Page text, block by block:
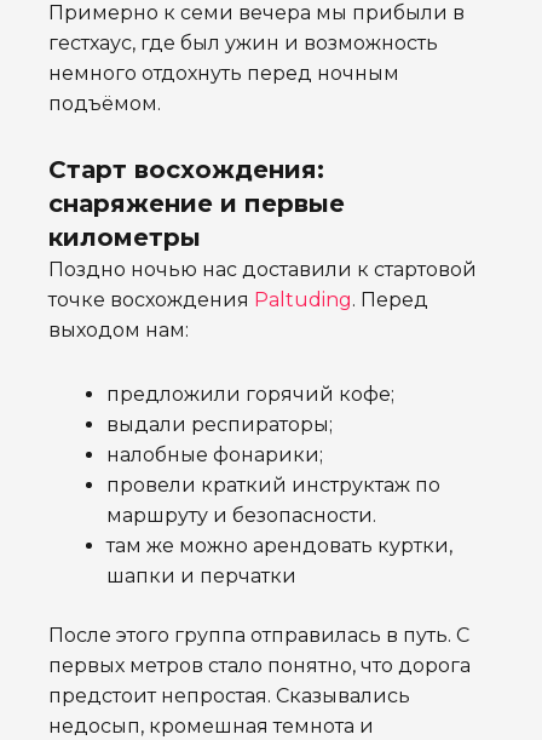
Примерно к семи вечера мы прибыли в
гестхаус, где был ужин и возможность
немного отдохнуть перед ночным
подъёмом.
Старт восхождения:
снаряжение и первые
километры
Поздно ночью нас доставили к стартовой
точке восхождения Paltuding. Перед
выходом нам:
предложили горячий кофе;
выдали респираторы;
налобные фонарики;
провели краткий инструктаж по
маршруту и безопасности.
там же можно арендовать куртки,
шапки и перчатки
После этого группа отправилась в путь. С
первых метров стало понятно, что дорога
предстоит непростая. Сказывались
недосып, кромешная темнота и